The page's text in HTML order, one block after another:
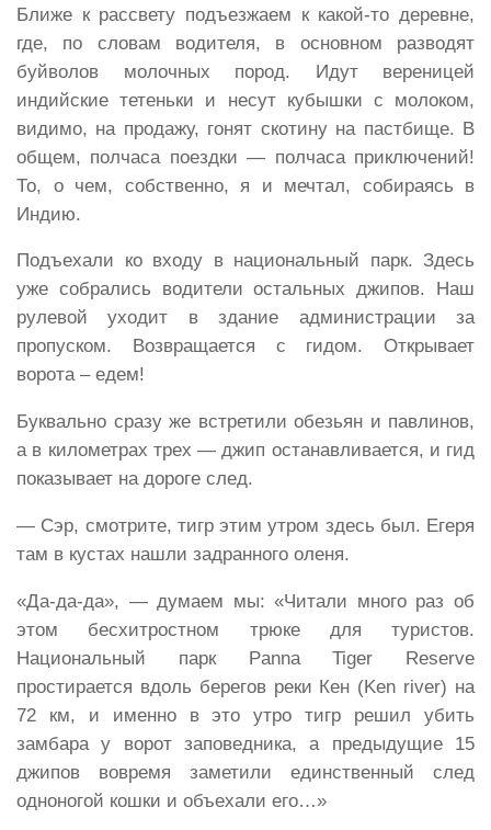
Ближе к рассвету подъезжаем к какой-то деревне,
где, по словам водителя, в основном разводят
буйволов молочных пород. Идут вереницей
индийские тетеньки и несут кубышки с молоком,
видимо, на продажу, гонят скотину на пастбище. В
общем, полчаса поездки — полчаса приключений!
То, о чем, собственно, я и мечтал, собираясь в
Индию.
Подъехали ко входу в национальный парк. Здесь
уже собрались водители остальных джипов. Наш
рулевой уходит в здание администрации за
пропуском. Возвращается с гидом. Открывает
ворота – едем!
Буквально сразу же встретили обезьян и павлинов,
а в километрах трех — джип останавливается, и гид
показывает на дороге след.
— Сэр, смотрите, тигр этим утром здесь был. Егеря
там в кустах нашли задранного оленя.
«Да-да-да», — думаем мы: «Читали много раз об
этом бесхитростном трюке для туристов.
Национальный парк Panna Tiger Reserve
простирается вдоль берегов реки Кен (Ken river) на
72 км, и именно в это утро тигр решил убить
замбара у ворот заповедника, а предыдущие 15
джипов вовремя заметили единственный след
одноногой кошки и объехали его…»